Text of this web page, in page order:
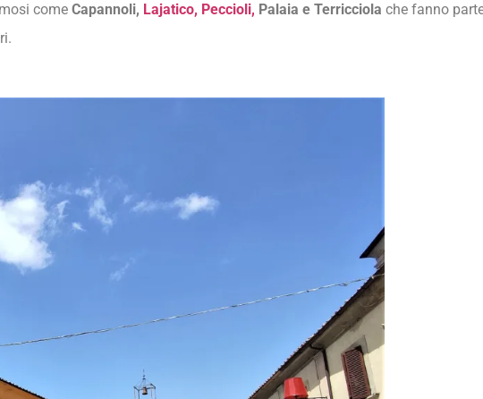
come Capannoli, Lajatico, Peccioli, Palaia e Terricciola che fanno